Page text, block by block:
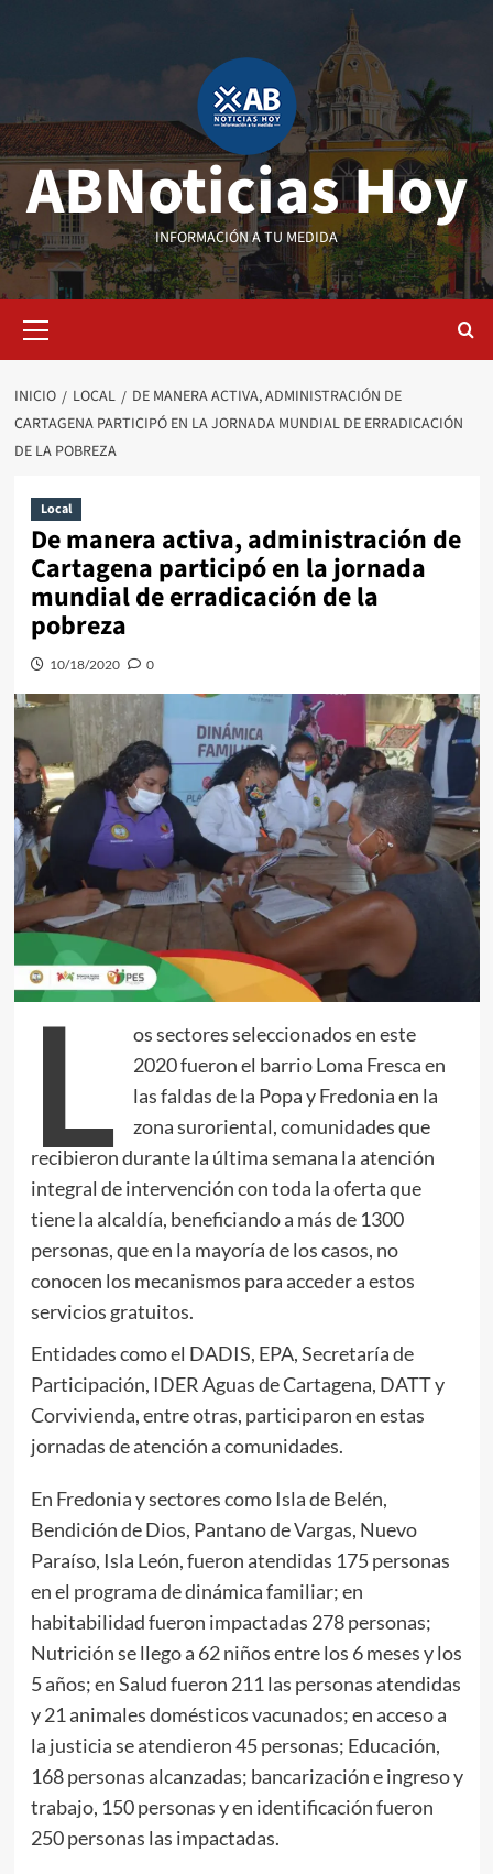
ABNoticias Hoy
INFORMACIÓN A TU MEDIDA
primario
INICIO LOCAL
DE MANERA ACTIVA, ADMINISTRACIÓN DE
CARTAGENA PARTICIPÓ EN LA JORNADA MUNDIAL DE ERRADICACIÓN
DE LA POBREZA
Local
De manera activa, administración de
Cartagena participó en la jornada
mundial de erradicación de la
pobreza
10/18/2020 0
L
os sectores seleccionados en este
2020 fueron el barrio Loma Fresca en
las faldas de la Popa y Fredonia en la
zona suroriental, comunidades que
recibieron durante la última semana la atención
integral de intervención con toda la oferta que
tiene la alcaldía, beneficiando a más de 1300
personas, que en la mayoría de los casos, no
conocen los mecanismos para acceder a estos
servicios gratuitos.
Entidades como el DADIS, EPA, Secretaría de
Participación, IDER Aguas de Cartagena, DATT y
Corvivienda, entre otras, participaron en estas
jornadas de atención a comunidades.
En Fredonia y sectores como Isla de Belén,
Bendición de Dios, Pantano de Vargas, Nuevo
Paraíso, Isla León, fueron atendidas 175 personas
en el programa de dinámica familiar; en
habitabilidad fueron impactadas 278 personas;
Nutrición se llego a 62 niños entre los 6 meses y los
5 años; en Salud fueron 211 las personas atendidas
y 21 animales domésticos vacunados; en acceso a
la justicia se atendieron 45 personas; Educación,
168 personas alcanzadas; bancarización e ingreso y
trabajo, 150 personas y en identificación fueron
250 personas las impactadas.